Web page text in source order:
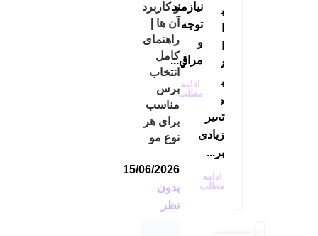
بسیاری
از
افراد
ناخوشایند
باشند
و
تأثیر
زیادی
بر...
ادامه
مطلب
نیازمند
توجه
و
مراق...
ادامه
مطلب
و کاربرد
آن ها |
راهنمای
کامل
انتخاب
برس
مناسب
برای هر
نوع مو
15/06/2026
بدون
نظر